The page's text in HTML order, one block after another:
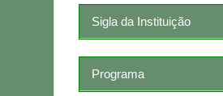
Sigla da Instituição
Programa